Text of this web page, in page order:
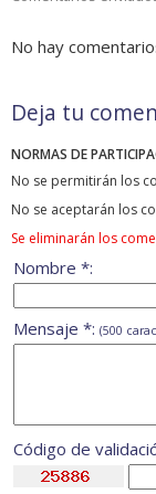
No hay
Deja tu
NORMAS DE
No se permitirán los
No se aceptarán los
Se eliminarán los
Nombre *:
Mensaje *: (500
Código de